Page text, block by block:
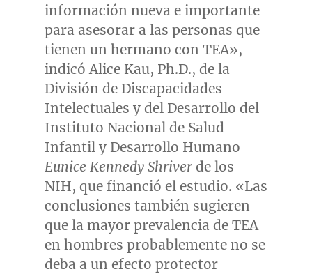
información nueva e importante
para asesorar a las personas que
tienen un hermano con TEA»,
indicóAlice Kau, Ph.D., de la
División de Discapacidades
Intelectuales y del Desarrollo del
Instituto Nacional de Salud
Infantil y Desarrollo Humano
Eunice Kennedy Shriverde los
NIH, que financió el estudio. «Las
conclusiones también sugieren
que la mayor prevalencia de TEA
en hombres probablemente no se
deba a un efecto protector